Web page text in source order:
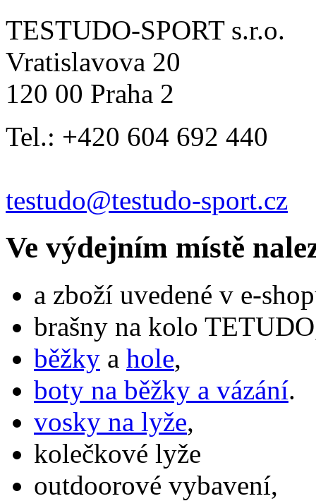
TESTUDO-SPORT s.r.o.
Vratislavova 20
120 00 Praha 2
Tel.: +420 604 692 440
testudo@testudo-sport.cz
Ve výdejním místě
a zboží uvedené v e-
brašny na kolo
běžky a hole,
boty na běžky a vázání.
vosky na lyže,
kolečkové lyže
outdoorové vybavení,